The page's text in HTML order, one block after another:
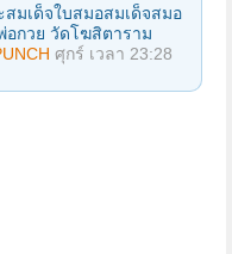
มเด็จใบสมอสมเด็จสมอ
อกวย วัดโฆสิตาราม
ศุกร์ เวลา 23:28